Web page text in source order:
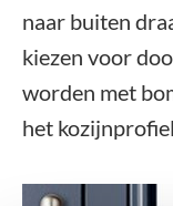
naar buiten
kiezen voor
worden met
het